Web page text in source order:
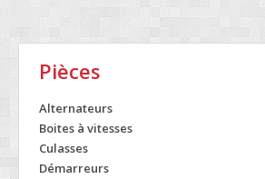
Pièces
Alternateurs
Boites à vitesses
Culasses
Démarreurs